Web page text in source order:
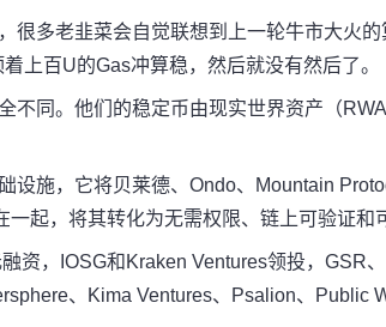
很多老韭菜会自觉联想到上一轮牛市大火
上百U的Gas冲算稳，然后就没有然后了。
不同。 他们的稳定币由现实世界资产（
设施，它将贝莱德、Ondo、Mountain
起，将其转化为无需权限、链上可验证和
资，IOSG和Kraken Ventures领投，GSR
、Kima Ventures、Psalion、Public